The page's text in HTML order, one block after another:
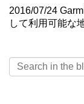
2016/07/24
して利用可能な